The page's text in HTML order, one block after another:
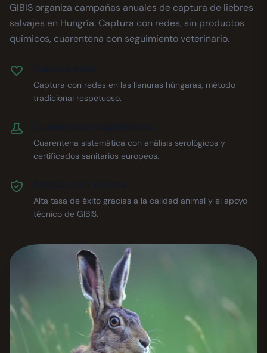
GIBIS organiza campañas anuales de captura de liebres
salvajes en Hungría. Captura con redes, sin productos
químicos, cuarentena con seguimiento veterinario.
Captura con redes en las llanuras húngaras, método
tradicional respetuoso.
Cuarentena sistemática con análisis serológicos y
certificados sanitarios europeos.
Alta tasa de éxito gracias a la calidad animal y el apoyo
técnico de GIBIS.